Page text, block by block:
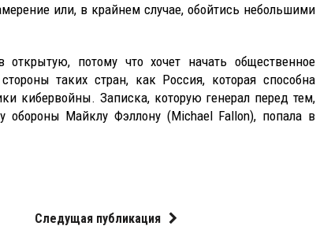
или, в крайнем случае, обойтись небольшими
потому что хочет начать общественное
таких стран, как Россия, которая способна
кибервойны. Записка, которую генерал перед тем,
обороны Майклу Фэллону (Michael Fallon), попала в
Следущая публикация